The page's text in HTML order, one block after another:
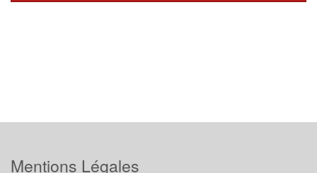
Mentions Légales